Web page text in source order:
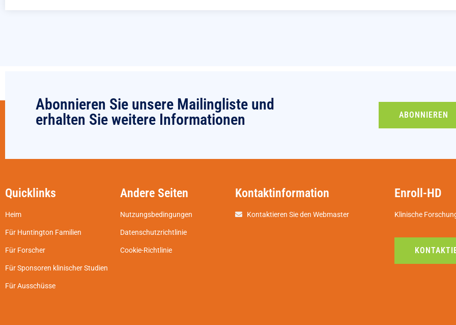
Abonnieren Sie unsere Mailingliste und
erhalten Sie weitere Informationen
ABONNIEREN
Quicklinks
Heim
Für Huntington Familien
Für Forscher
Für Sponsoren klinischer Studien
Für Ausschüsse
Andere Seiten
Nutzungsbedingungen
Datenschutzrichtlinie
Cookie-Richtlinie
Kontaktinformation
Kontaktieren Sie den Webmaster
Enroll-HD
Klinische